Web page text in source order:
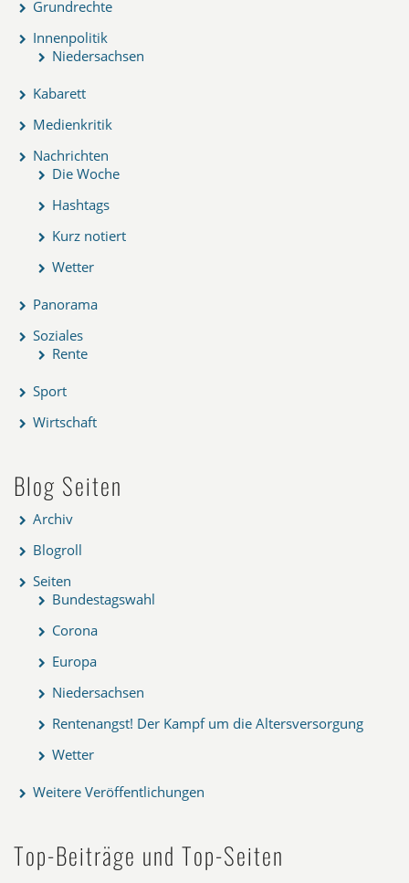
Grundrechte
Innenpolitik
Niedersachsen
Kabarett
Medienkritik
Nachrichten
Die Woche
Hashtags
Kurz notiert
Wetter
Panorama
Soziales
Rente
Sport
Wirtschaft
Blog Seiten
Archiv
Blogroll
Seiten
Bundestagswahl
Corona
Europa
Niedersachsen
Rentenangst! Der Kampf um die Altersversorgung
Wetter
Weitere Veröffentlichungen
Top-Beiträge und Top-Seiten